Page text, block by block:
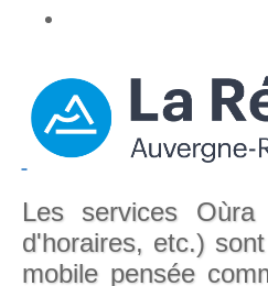
Les services Oùra
d'horaires, etc.)
mobile pensée